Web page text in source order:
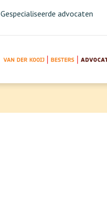
Gespecialiseerde advocaten
Bel ons nu voor direct advies!